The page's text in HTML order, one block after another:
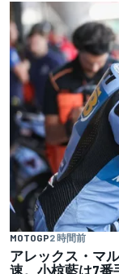
MOTOGP2 時間前
アレックス・マ
速。小椋藍は7番